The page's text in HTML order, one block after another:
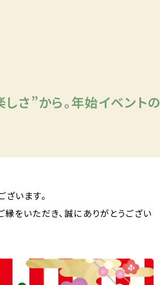
さ”から。年始イベントの
います。
をいただき、誠にありがとうござい